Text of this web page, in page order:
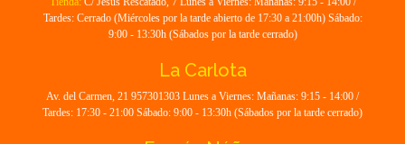
Tardes: Cerrado (Miércoles por la tarde abierto de 17:30 a 21:00h) Sábado:
9:00 - 13:30h (Sábados por la tarde cerrado)
La Carlota
Av. del Carmen, 21 957301303 Lunes a Viernes: Mañanas: 9:15 - 14:00 /
Tardes: 17:30 - 21:00 Sábado: 9:00 - 13:30h (Sábados por la tarde cerrado)